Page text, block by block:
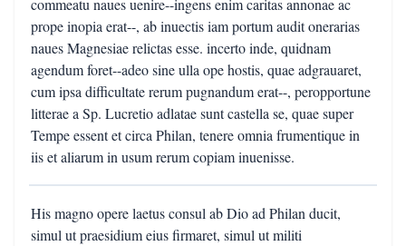
commeatu naues uenire--ingens enim caritas annonae ac
prope inopia erat--, ab inuectis iam portum audit onerarias
naues Magnesiae relictas esse. incerto inde, quidnam
agendum foret--adeo sine ulla ope hostis, quae adgrauaret,
cum ipsa difficultate rerum pugnandum erat--, peropportune
litterae a Sp. Lucretio adlatae sunt castella se, quae super
Tempe essent et circa Philan, tenere omnia frumentique in
iis et aliarum in usum rerum copiam inuenisse.
His magno opere laetus consul ab Dio ad Philan ducit,
simul ut praesidium eius firmaret, simul ut militi